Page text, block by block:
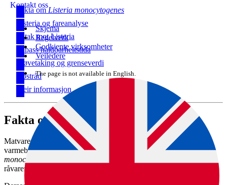
Kontakt oss
Skjema
Regelverk
Godkjente virksomheter
Veiledere
The page is not available in English.
Fakta omListeria monocytogenes
Listeria og fareanalyse
Tiltak mot Listeria
Tilpass haldbarheitstida
Prøvetaking og grenseverdi
Kostråd
Meir informasjon
Fakta omListeria monocytogenes
Matvarer med lang haldbarheitstid og som blir eten utan
varmebehandling, er risikoprodukt når det gjeld
Listeria
monocytogenes
råvarer, produksjonsmiljø og ferdigprodukt.